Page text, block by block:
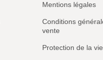
Mentions légales
Conditions
vente
Protection de la